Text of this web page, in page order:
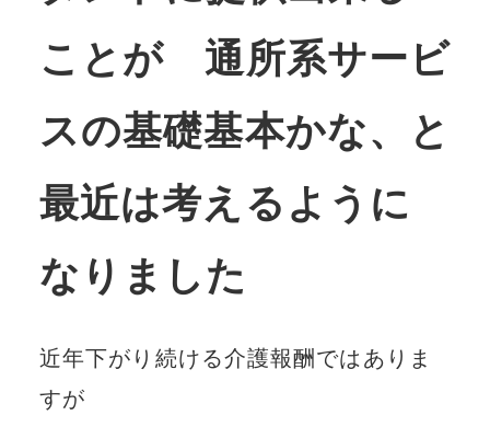
ことが 通所系サービ
スの基礎基本かな、と
最近は考えるように
なりました
近年下がり続ける介護報酬ではありま
すが